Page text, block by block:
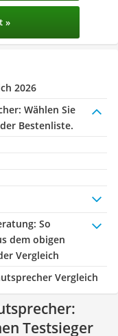
»
2026
Wählen Sie
Bestenliste.
: So
dem obigen
Vergleich
Vergleich
Testsieger